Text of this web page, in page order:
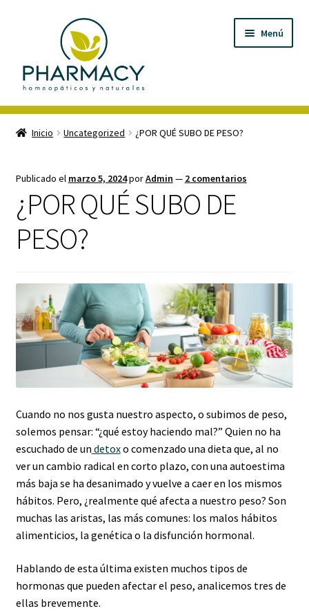
Menú
Inicio
Contáctanos
Nuestro Blog
Política de protección y tratamiento de datos personales
TÉRMINOS Y CONDICIONES
Inicio Uncategorized ¿POR QUÉ SUBO DE PESO?
Publicado el marzo 5, 2024porAdmin — 2 comentarios
¿POR QUÉ SUBO DE
PESO?
Cuando no nos gusta nuestro aspecto, o subimos de peso,
solemos pensar: “¿qué estoy haciendo mal?” Quien no ha
escuchado de un detoxo comenzado una dieta que, al no
ver un cambio radical en corto plazo, con una autoestima
más baja se ha desanimado y vuelve a caer en los mismos
hábitos. Pero, ¿realmente qué afecta a nuestro peso? Son
muchas las aristas, las más comunes: los malos hábitos
alimenticios, la genética o la disfunción hormonal.
Hablando de esta última existen muchos tipos de
hormonas que pueden afectar el peso, analicemos tres de
ellas brevemente.